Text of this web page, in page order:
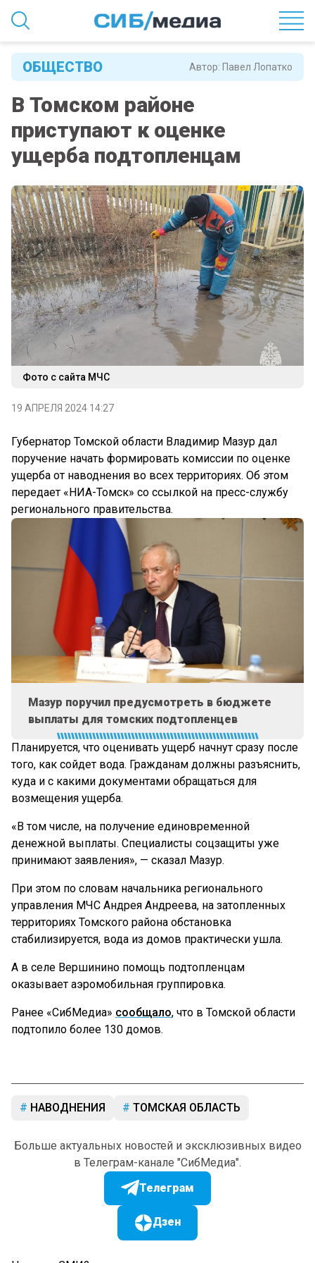
Автор: Павел Лопатко
ОБЩЕСТВО
В Томском районе
приступают к оценке
ущерба подтопленцам
Фото с сайта МЧС
19 АПРЕЛЯ 2024 14:27
Губернатор Томской области Владимир Мазур дал
поручение начать формировать комиссии по оценке
ущерба от наводнения во всех территориях. Об этом
передает «НИА-Томск» со ссылкой на пресс-службу
регионального правительства.
Мазур поручил предусмотреть в бюджете
выплаты для томских подтопленцев
Планируется, что оценивать ущерб начнут сразу после
того, как сойдет вода. Гражданам должны разъяснить,
куда и с какими документами обращаться для
возмещения ущерба.
«В том числе, на получение единовременной
денежной выплаты. Специалисты соцзащиты уже
принимают заявления», — сказал Мазур.
При этом по словам начальника регионального
управления МЧС Андрея Андреева, на затопленных
территориях Томского района обстановка
стабилизируется, вода из домов практически ушла.
А в селе Вершинино помощь подтопленцам
оказывает аэромобильная группировка.
Ранее «СибМедиа» сообщало, что в Томской области
подтопило более 130 домов.
НАВОДНЕНИЯ ТОМСКАЯ ОБЛАСТЬ
Больше актуальных новостей и эксклюзивных видео
в Телеграм-канале "СибМедиа".
Телеграм
Дзен